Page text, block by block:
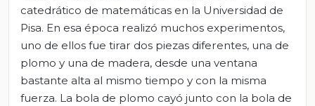
catedrático de matemáticas en la Universidad de
Pisa. En esa época realizó muchos experimentos,
uno de ellos fue tirar dos piezas diferentes, una de
plomo y una de madera, desde una ventana
bastante alta al mismo tiempo y con la misma
fuerza. La bola de plomo cayó junto con la bola de